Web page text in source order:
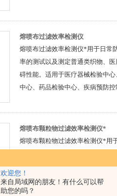
欢迎您！
来自局域网的朋友！有什么可以帮
助您的吗？
熔喷布过滤效率检测仪
熔喷布过滤效率检测仪*用于日常
率的测试以及测定普通类织物、
碍性能。适用于医疗器械检验中
中心、药品检验中心、疾病预防
熔喷布颗粒物过滤效率检测仪*
熔喷布颗粒物过滤效率检测仪*用
过滤效率的测试以及测定普通类
流的阻碍性能。适用于医疗器械
护检验中心、药品检验中心、疾
院、口罩生产企业等。